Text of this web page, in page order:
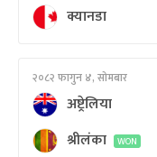
क्यानडा
२०८२ फागुन ४, सोमबार
अष्ट्रेलिया
श्रीलंका
WON